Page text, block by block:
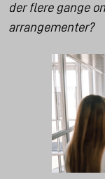
der flere gange
arrangementer?